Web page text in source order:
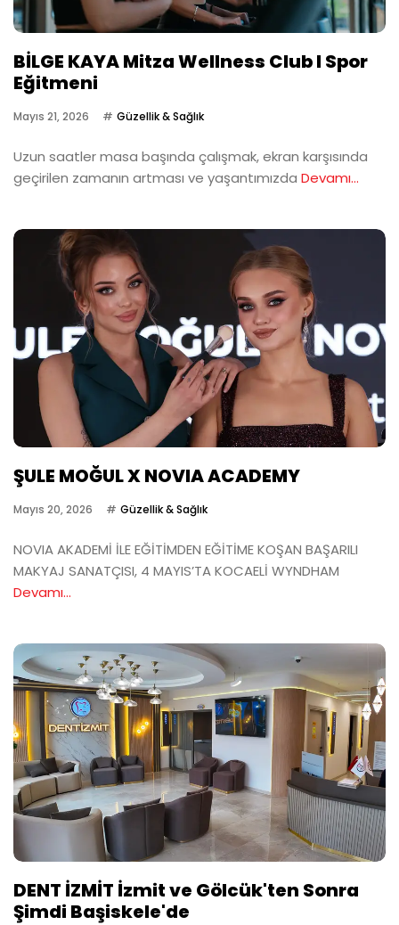
BİLGE KAYA Mitza Wellness Club I Spor
Eğitmeni
Mayıs 21, 2026 Güzellik & Sağlık
Uzun saatler masa başında çalışmak, ekran karşısında
geçirilen zamanın artması ve yaşantımızda Devamı...
ŞULE MOĞUL X NOVIA ACADEMY
Mayıs 20, 2026 Güzellik & Sağlık
NOVIA AKADEMİ İLE EĞİTİMDEN EĞİTİME KOŞAN BAŞARILI
MAKYAJ SANATÇISI, 4 MAYIS’TA KOCAELİ WYNDHAM
Devamı...
DENT İZMİT İzmit ve Gölcük'ten Sonra
Şimdi Başiskele'de